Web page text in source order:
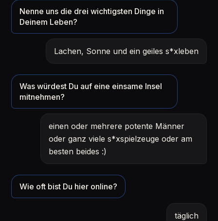
Nenne uns die drei wichtigsten Dinge in
Deinem Leben?
Lachen, Sonne und ein geiles s*xleben
Was würdest Du auf eine einsame Insel
mitnehmen?
einen oder mehrere potente Männer
oder ganz viele s*xspielzeuge oder am
besten beides :)
Wie oft bist Du hier online?
täglich